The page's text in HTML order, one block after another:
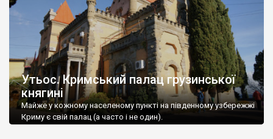
Утьос. Кримський палац грузинської
княгині
Майже у кожному населеному пункті на південному узбережжі
Криму є свій палац (а часто і не один).